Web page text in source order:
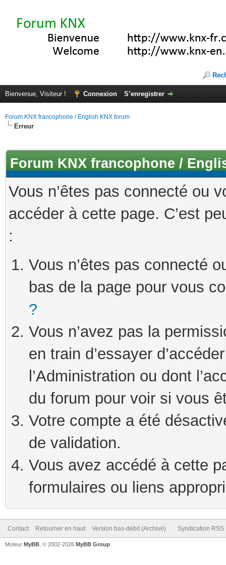
Bienvenue, Visiteur ! Connexion S’enregistrer
Forum KNX francophone / English KNX forum
Erreur
Forum KNX francophone /
Vous n’êtes pas connecté ou
accéder à cette page. C’est
:
Vous n’êtes pas connecté
bas de la page pour vous
?
Vous n’avez pas la
en train d’essayer
l’Administration ou dont
du forum pour voir si vous
Votre compte a été
de validation.
Vous avez accédé à cette
formulaires ou liens
Contact Retourner en haut Version bas-débit (Archivé) Syndication RSS
Moteur MyBB , © 2002-2026 MyBB Group